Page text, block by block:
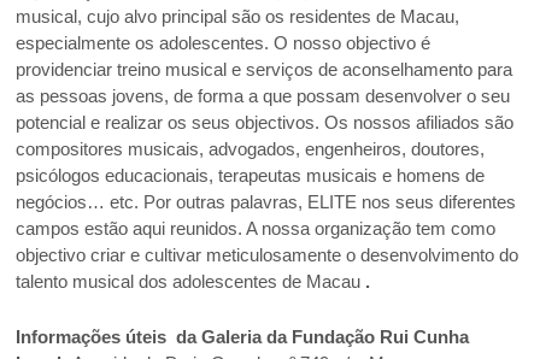
musical, cujo alvo principal são os residentes de Macau,
especialmente os adolescentes. O nosso objectivo é
providenciar treino musical e serviços de aconselhamento para
as pessoas jovens, de forma a que possam desenvolver o seu
potencial e realizar os seus objectivos. Os nossos afiliados são
compositores musicais, advogados, engenheiros, doutores,
psicólogos educacionais, terapeutas musicais e homens de
negócios… etc. Por outras palavras, ELITE nos seus diferentes
campos estão aqui reunidos. A nossa organização tem como
objectivo criar e cultivar meticulosamente o desenvolvimento do
talento musical dos adolescentes de Macau .
Informações úteis da Galeria da Fundação Rui Cunha